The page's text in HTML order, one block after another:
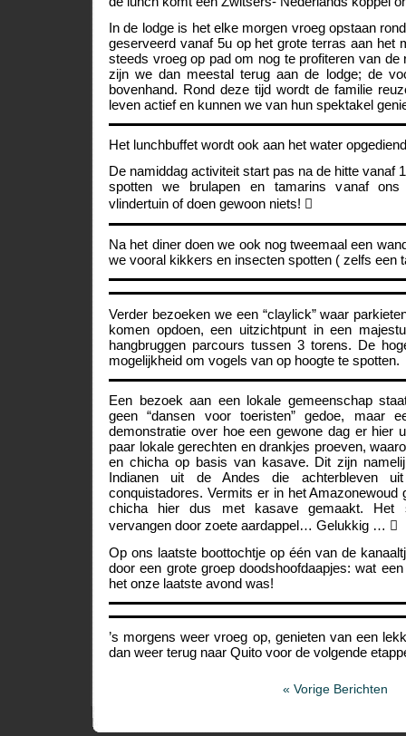
In de lodge is het elke morgen vroeg opstaan
geserveerd vanaf 5u op het grote terras aan het
steeds vroeg op pad om nog te profiteren van de
zijn we dan meestal terug aan de lodge; de
bovenhand. Rond deze tijd wordt de familie
leven actief en kunnen we van hun spektakel
Het lunchbuffet wordt ook aan het water
De namiddag activiteit start pas na de hitte vanaf
spotten we brulapen en tamarins vanaf
vlindertuin of doen gewoon niets! 
Na het diner doen we ook nog tweemaal een
we vooral kikkers en insecten spotten ( zelfs een
Verder bezoeken we een “claylick” waar
komen opdoen, een uitzichtpunt in een
hangbruggen parcours tussen 3 torens. De
mogelijkheid om vogels van op hoogte te spotten.
Een bezoek aan een lokale gemeenschap
geen “dansen voor toeristen” gedoe, maar
demonstratie over hoe een gewone dag er hier
paar lokale gerechten en drankjes proeven,
en chicha op basis van kasave. Dit zijn
Indianen uit de Andes die achterbleven
conquistadores. Vermits er in het Amazonewoud
chicha hier dus met kasave gemaakt. Het
vervangen door zoete aardappel… Gelukkig … 
Op ons laatste boottochtje op één van de
door een grote groep doodshoofdaapjes: wat
het onze laatste avond was!
’s morgens weer vroeg op, genieten van een
dan weer terug naar Quito voor de volgende
« Vorige Berichten